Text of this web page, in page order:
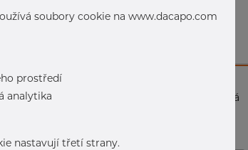
mořený, DIN 11850/EN 10357 BC, CL2, žíhaná
soubory cookie na www.dacapo.com
prostředí
analytika
nastavují třetí strany.